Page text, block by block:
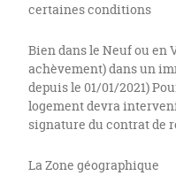
certaines conditions
Bien dans le Neuf ou en
achèvement) dans un
depuis le 01/01/2021)
logement devra
signature du contrat de
La Zone géographique